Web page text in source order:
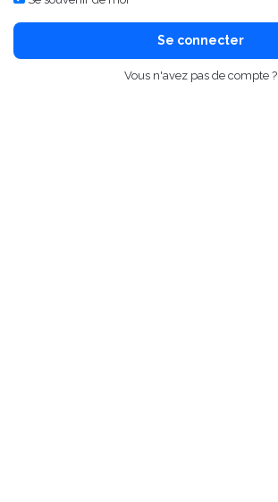
Se connecter
Vous n'avez pas de compte ?